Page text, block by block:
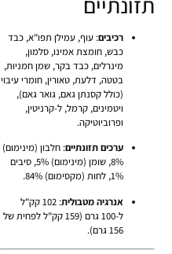
רכיבים: עוף, עמילן תפו"א, כבד
כבש, חומצת אמינו, סלמון,
מינרלים, כבד בקר, שמן חמניות,
בטטה, דלעת, טאורין, חומרי עיבוי
(כולל קסנתן גאם, גואר גאם),
ויטמינים, קרמל, ל-קרניטין,
ופרוביוטיקה.
ערכים תזונתיים: חלבון (מינימום)
8%, שומן (מינימום) 5%, סיבים
1%, לחות (מקסימום) 84%.
אנרגיה מטבולית
: 102 קק"ל
ל-100 גרם (159 קק"ל לפחית של
156 גרם).